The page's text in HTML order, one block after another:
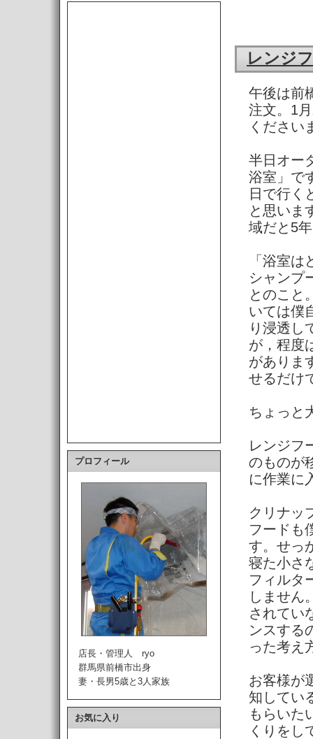
プロフィール
店長・管理人 ryo
群馬県前橋市出身
妻・長男5歳と3人家族
お気に入り
レンジ
午後は前
注文。1
ください
半日オー
浴室」で
日で行く
と思いま
域だと5
「浴室
シャンプ
とのこと
いては僕
り浸透し
が，程度
がありま
せるだけ
ちょっと
レンジフ
のものが
に作業に
クリナッ
フードも
す。せっ
寝た小さ
フィルタ
しません
されてい
ンスする
った考え
お客様が
知してい
もらいた
くりをし